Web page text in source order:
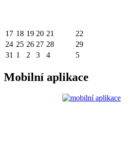
17 18 19 20 21 22
24 25 26 27 28 29
31 1 2 3 4 5
Mobilní aplikace